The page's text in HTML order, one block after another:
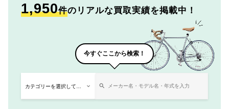
1,950件のリアルな買取実績を掲載中！
今すぐここから検索！